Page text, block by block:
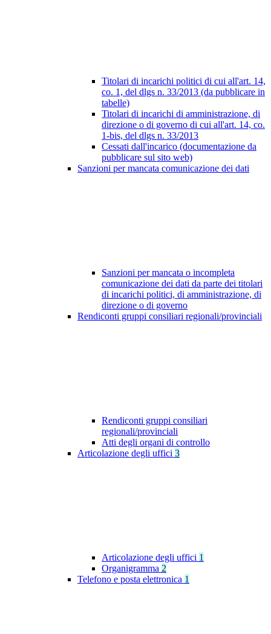
Titolari di incarichi politici di cui all'art. 14,
co. 1, del dlgs n. 33/2013 (da pubblicare in
tabelle)
Titolari di incarichi di amministrazione, di
direzione o di governo di cui all'art. 14, co.
1-bis, del dlgs n. 33/2013
Cessati dall'incarico (documentazione da
pubblicare sul sito web)
Sanzioni per mancata comunicazione dei dati
Sanzioni per mancata o incompleta
comunicazione dei dati da parte dei titolari
di incarichi politici, di amministrazione, di
direzione o di governo
Rendiconti gruppi consiliari regionali/provinciali
Rendiconti gruppi consiliari
regionali/provinciali
Atti degli organi di controllo
Articolazione degli uffici 3
Articolazione degli uffici 1
Organigramma 2
Telefono e posta elettronica 1